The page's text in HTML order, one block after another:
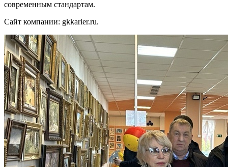
современным стандартам.
Сайт компании: gkkarier.ru.